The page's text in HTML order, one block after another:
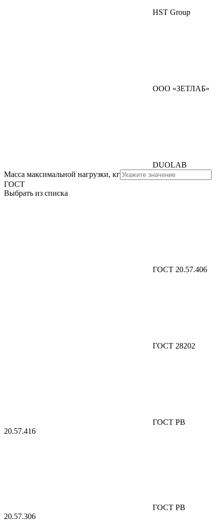
HST Group
ООО «ЗЕТЛАБ»
DUOLAB
Масса максимальной нагрузки, кг
ГОСТ
Выбрать из списка
ГОСТ 20.57.406
ГОСТ 28202
ГОСТ РВ
20.57.416
ГОСТ РВ
20.57.306